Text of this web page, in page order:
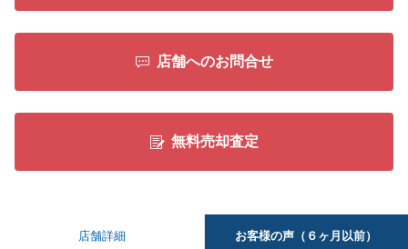
店舗へのお問合せ
無料売却査定
店舗詳細 お客様の声（６ヶ月以前）